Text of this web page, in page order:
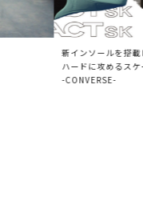
新インソールを搭
ハードに攻めるス
-CONVERSE-